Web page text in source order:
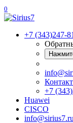
0
+7 (343)247-
+7
Huawei
CISCO
info@sirius7.ru